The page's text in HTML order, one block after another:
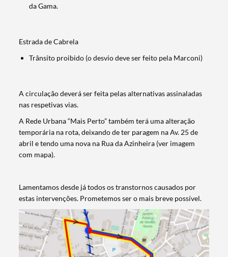
Termo de Pesquisa
da Gama.
Estrada de Cabrela
Trânsito proibido (o desvio deve ser feito pela Marconi)
A circulação deverá ser feita pelas alternativas assinaladas
nas respetivas vias.
A Rede Urbana “Mais Perto” também terá uma alteração
temporária na rota, deixando de ter paragem na Av. 25 de
abril e tendo uma nova na Rua da Azinheira (ver imagem
com mapa).
Lamentamos desde já todos os transtornos causados por
estas intervenções. Prometemos ser o mais breve possível.